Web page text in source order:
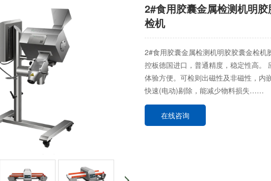
2#食用胶囊金属检测机明
检机
2#食用胶囊金属检测机明胶胶囊金检
控板德国进口，普通精度，稳定性高。
体验方便。可检则出磁性及非磁性，内
快速(电动)剔除，能减少物料损失……
在线咨询